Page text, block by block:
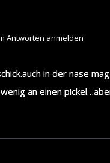
Antworten anmelden
in der nase
an einen